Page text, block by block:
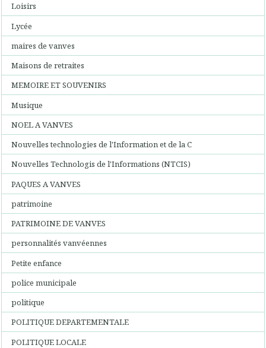
Loisirs
Lycée
maires de vanves
Maisons de retraites
MEMOIRE ET SOUVENIRS
Musique
NOEL A VANVES
Nouvelles technologies de l'Information et de la C
Nouvelles Technologis de l'Informations (NTCIS)
PAQUES A VANVES
patrimoine
PATRIMOINE DE VANVES
personnalités vanvéennes
Petite enfance
police municipale
politique
POLITIQUE DEPARTEMENTALE
POLITIQUE LOCALE